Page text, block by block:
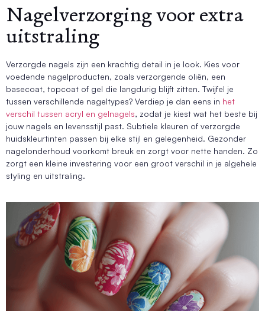
Nagelverzorging voor extra
uitstraling
Verzorgde nagels zijn een krachtig detail in je look. Kies voor
voedende nagelproducten, zoals verzorgende oliën, een
basecoat, topcoat of gel die langdurig blijft zitten. Twijfel je
tussen verschillende nageltypes? Verdiep je dan eens in het
verschil tussen acryl en gelnagels, zodat je kiest wat het beste bij
jouw nagels en levensstijl past. Subtiele kleuren of verzorgde
huidskleurtinten passen bij elke stijl en gelegenheid. Gezonder
nagelonderhoud voorkomt breuk en zorgt voor nette handen. Zo
zorgt een kleine investering voor een groot verschil in je algehele
styling en uitstraling.